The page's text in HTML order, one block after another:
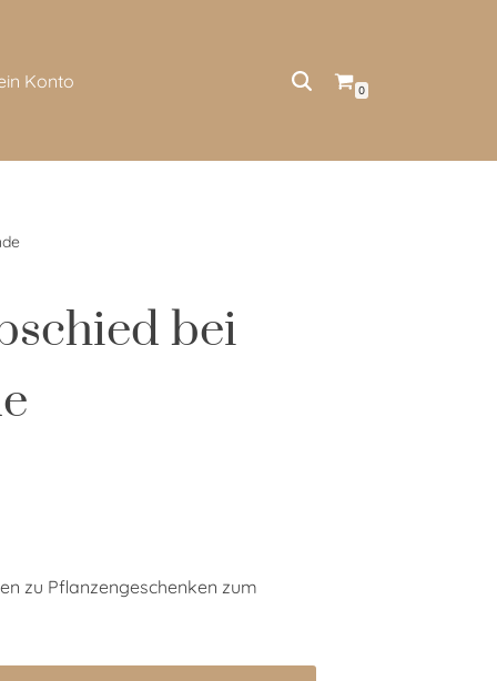
Konto 0
bei
zu Pflanzengeschenken zum